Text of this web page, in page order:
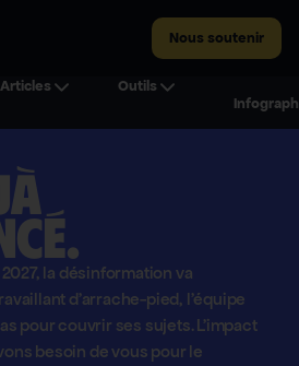
Nous soutenir
Articles
Outils
la désinformation va
d'arrache-pied, l'équipe
pour couvrir ses sujets. L'impact
besoin de vous pour le